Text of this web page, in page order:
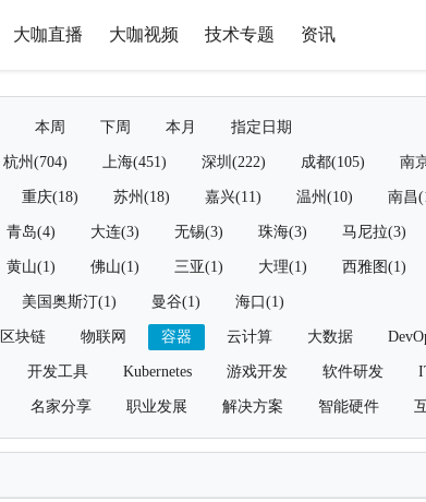
大咖直播 大咖视频 技术专题 资讯
本周 下周 本月 指定日期
杭州(704) 上海(451) 深圳(222) 成都(105) 南
重庆(18) 苏州(18) 嘉兴(11) 温州(10) 南昌
青岛(4) 大连(3) 无锡(3) 珠海(3) 马尼拉(3)
黄山(1) 佛山(1) 三亚(1) 大理(1) 西雅图(1)
美国奥斯汀(1) 曼谷(1) 海口(1)
区块链 物联网 容器 云计算 大数据
开发工具 Kubernetes 游戏开发 软件研发
名家分享 职业发展 解决方案 智能硬件